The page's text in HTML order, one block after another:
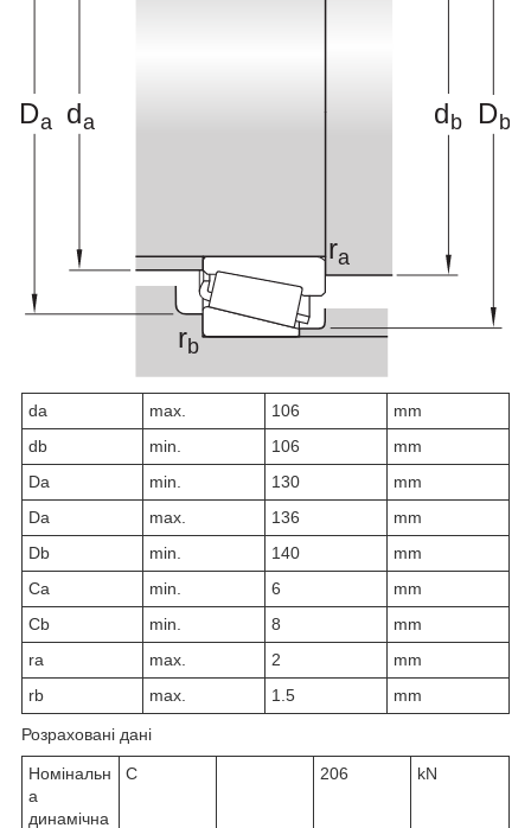
da max. 106
mm
db min. 106
mm
Da min. 130
mm
Da max. 136
mm
Db min. 140
mm
Ca min. 6
mm
Cb min. 8
mm
ra max. 2
mm
rb max. 1.5 mm
Розраховані дані
Номінальн
а
динамічна
C 206 kN